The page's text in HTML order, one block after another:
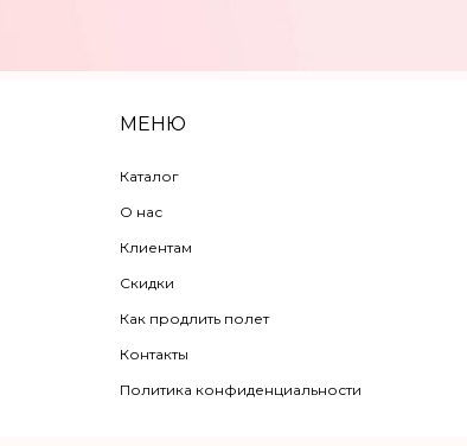
МЕНЮ
Каталог
О нас
Клиентам
Скидки
Как продлить полет
Контакты
Политика конфиденциальности